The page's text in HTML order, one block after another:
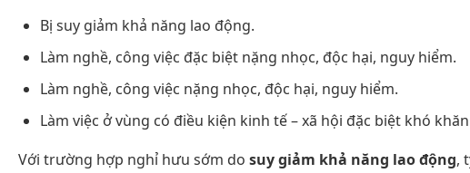
Bị suy giảm khả năng lao động.
Làm nghề, công việc đặc biệt nặng nhọc, độc hại, nguy hiểm.
Làm nghề, công việc nặng nhọc, độc hại, nguy hiểm.
Làm việc ở vùng có điều kiện kinh tế – xã hội đặc biệt khó
Với trường hợp nghỉ hưu sớm do suy giảm khả năng lao động,